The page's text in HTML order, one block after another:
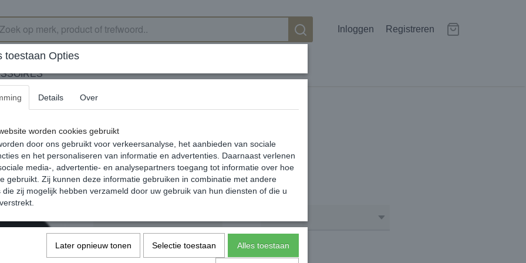
Inloggen Registreren
zwart
50% SALE Jeans 4mm zwart
€ 17,50 € 8,75 (inclusief btw 21%)
✓ Op voorraad
Maat iXXXi tm 21 Aantal
In winkelwagen
toestaan Opties
Details Over
worden cookies gebruikt
door ons gebruikt voor verkeersanalyse, het aanbieden van sociale
en het personaliseren van informatie en advertenties. Daarnaast verlenen
media-, advertentie- en analysepartners toegang tot informatie over hoe
gebruikt. Zij kunnen deze informatie gebruiken in combinatie met andere
die zij mogelijk hebben verzameld door uw gebruik van hun diensten of die u
Later opnieuw tonen Selectie toestaan Alles toestaan